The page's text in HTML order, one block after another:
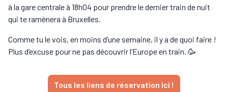
à la gare centrale à 18h04 pour prendre le dernier train de nuit
qui te ramènera à Bruxelles.
Comme tu le vois, en moins d’une semaine, il y a de quoi faire !
Plus d’excuse pour ne pas découvrir l’Europe en train. 🥳
Tous les liens de réservation ici !